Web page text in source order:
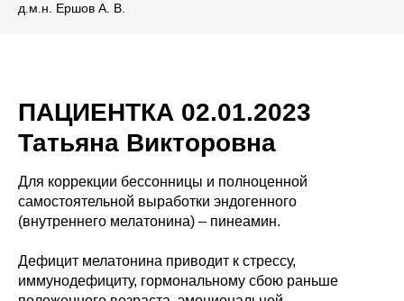
д.м.н. Ершов А. В.
ПАЦИЕНТКА 02.01.2023
Татьяна Викторовна
Для коррекции бессонницы и полноценной
самостоятельной выработки эндогенного
(внутреннего мелатонина) – пинеамин.
Дефицит мелатонина приводит к стрессу,
иммунодефициту, гормональному сбою раньше